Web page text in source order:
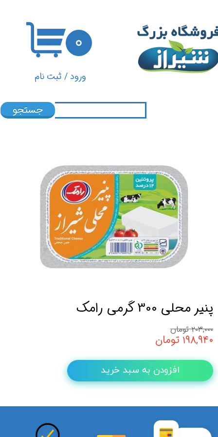
ورود/ ثبت نام
تغییر گذر واژه
سفارشات
۰
جستجو
پنیر محلی 300 گرمی رامک
۲۰۳,۰۰۰ تومان
۱۹۸,۹۴۰ تومان
افزودن به سبد خرید